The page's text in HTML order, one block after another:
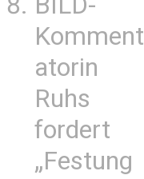
Komment
atorin
Ruhs
fordert
„Festung